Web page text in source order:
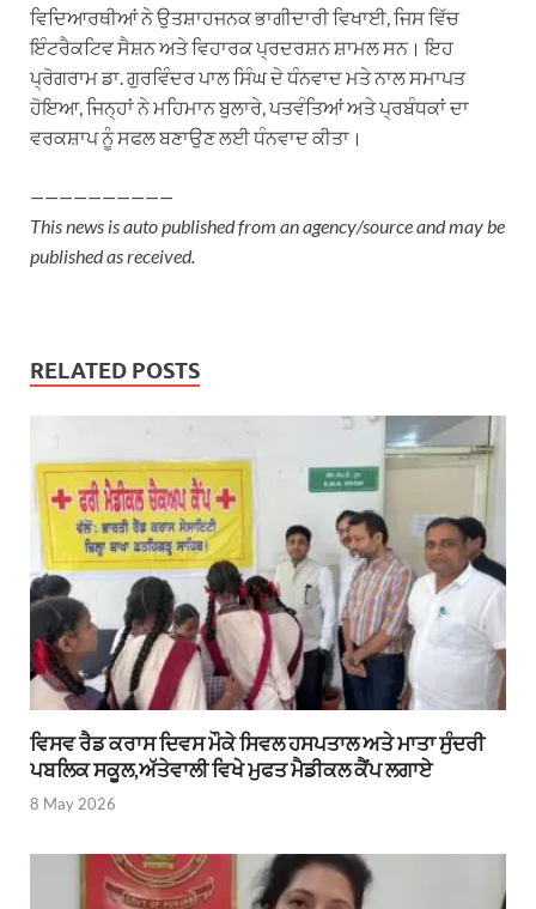
ਵਿਦਿਆਰਥੀਆਂ ਨੇ ਉਤਸ਼ਾਹਜਨਕ ਭਾਗੀਦਾਰੀ ਵਿਖਾਈ, ਜਿਸ ਵਿੱਚ
ਇੰਟਰੈਕਟਿਵ ਸੈਸ਼ਨ ਅਤੇ ਵਿਹਾਰਕ ਪ੍ਰਦਰਸ਼ਨ ਸ਼ਾਮਲ ਸਨ। ਇਹ
ਪ੍ਰੋਗਰਾਮ ਡਾ. ਗੁਰਵਿੰਦਰ ਪਾਲ ਸਿੰਘ ਦੇ ਧੰਨਵਾਦ ਮਤੇ ਨਾਲ ਸਮਾਪਤ
ਹੋਇਆ, ਜਿਨ੍ਹਾਂ ਨੇ ਮਹਿਮਾਨ ਬੁਲਾਰੇ, ਪਤਵੰਤਿਆਂ ਅਤੇ ਪ੍ਰਬੰਧਕਾਂ ਦਾ
ਵਰਕਸ਼ਾਪ ਨੂੰ ਸਫਲ ਬਣਾਉਣ ਲਈ ਧੰਨਵਾਦ ਕੀਤਾ।
——————————
This news is auto published from an agency/source and may be
published as received.
RELATED POSTS
ਵਿਸਵ ਰੈਡ ਕਰਾਸ ਦਿਵਸ ਮੌਕੇ ਸਿਵਲ ਹਸਪਤਾਲ ਅਤੇ ਮਾਤਾ ਸੁੰਦਰੀ
ਪਬਲਿਕ ਸਕੂਲ,ਅੱਤੇਵਾਲੀ ਵਿਖੇ ਮੁਫਤ ਮੈਡੀਕਲ ਕੈਂਪ ਲਗਾਏ
8 May 2026